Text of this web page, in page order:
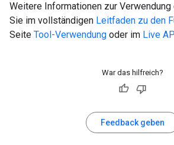
Weitere Informationen zur
Sie im vollständigen Leitfaden zu den
Seite Tool-Verwendung oder im Live
War das hilfreich?
Feedback geben